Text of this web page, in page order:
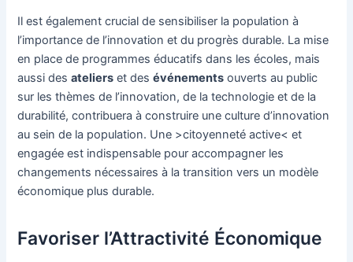
Il est également crucial de sensibiliser la population à
l’importance de l’innovation et du progrès durable. La mise
en place de programmes éducatifs dans les écoles, mais
aussi desateliers et desévénements ouverts au public
sur les thèmes de l’innovation, de la technologie et de la
durabilité, contribuera à construire une culture d’innovation
au sein de la population. Une >citoyenneté active< et
engagée est indispensable pour accompagner les
changements nécessaires à la transition vers un modèle
économique plus durable.
Favoriser l’Attractivité Économique